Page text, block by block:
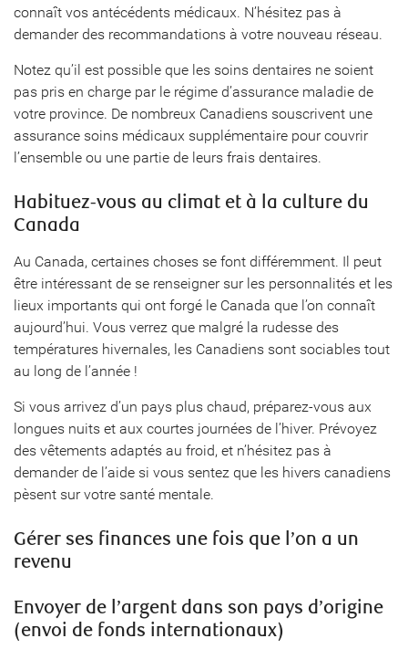
connaît vos antécédents médicaux. N’hésitez pas à
demander des recommandations à votre nouveau réseau.
Notez qu’il est possible que les soins dentaires ne soient
pas pris en charge par le régime d’assurance maladie de
votre province. De nombreux Canadiens souscrivent une
assurance soins médicaux supplémentaire pour couvrir
l’ensemble ou une partie de leurs frais dentaires.
Habituez-vous au climat et à la culture du
Canada
Au Canada, certaines choses se font différemment. Il peut
être intéressant de se renseigner sur les personnalités et les
lieux importants qui ont forgé le Canada que l’on connaît
aujourd’hui. Vous verrez que malgré la rudesse des
températures hivernales, les Canadiens sont sociables tout
au long de l’année !
Si vous arrivez d’un pays plus chaud, préparez-vous aux
longues nuits et aux courtes journées de l’hiver. Prévoyez
des vêtements adaptés au froid, et n’hésitez pas à
demander de l’aide si vous sentez que les hivers canadiens
pèsent sur votre santé mentale.
Gérer ses finances une fois que l’on a un
revenu
Envoyer de l’argent dans son pays d’origine
(envoi de fonds internationaux)